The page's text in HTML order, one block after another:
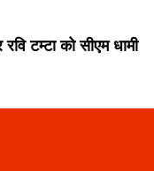
टम्टा को सीएम धामी